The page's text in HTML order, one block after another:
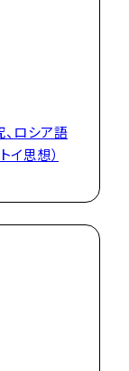
ロシア語
イ思想）